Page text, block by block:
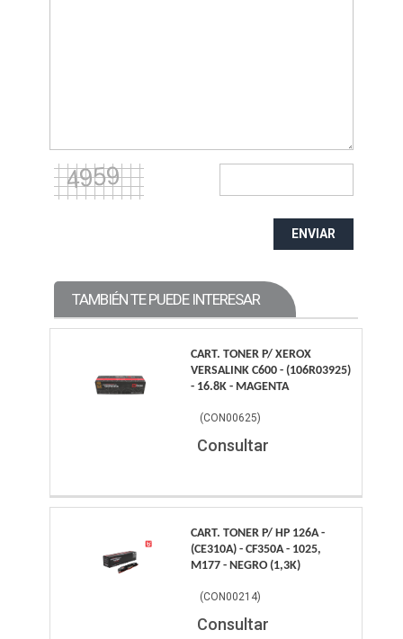
ENVIAR
TAMBIÉN TE PUEDE INTERESAR
CART. TONER P/ XEROX
VERSALINK C600 - (106R03925)
- 16.8K - MAGENTA
(CON00625)
Consultar
CART. TONER P/ HP 126A -
(CE310A) - CF350A - 1025,
M177 - NEGRO (1,3K)
(CON00214)
Consultar